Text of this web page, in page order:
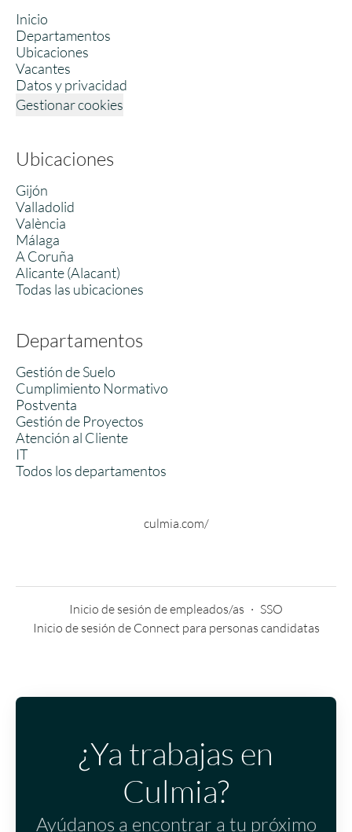
Inicio
Departamentos
Ubicaciones
Vacantes
Datos y privacidad
Gestionar cookies
Ubicaciones
Gijón
Valladolid
València
Málaga
A Coruña
Alicante (Alacant)
Todas las ubicaciones
Departamentos
Gestión de Suelo
Cumplimiento Normativo
Postventa
Gestión de Proyectos
Atención al Cliente
IT
Todos los departamentos
culmia.com/
Inicio de sesión de empleados/as · SSO
Inicio de sesión de Connect para personas candidatas
¿Ya trabajas en
Culmia?
Ayúdanos a encontrar a tu próximo